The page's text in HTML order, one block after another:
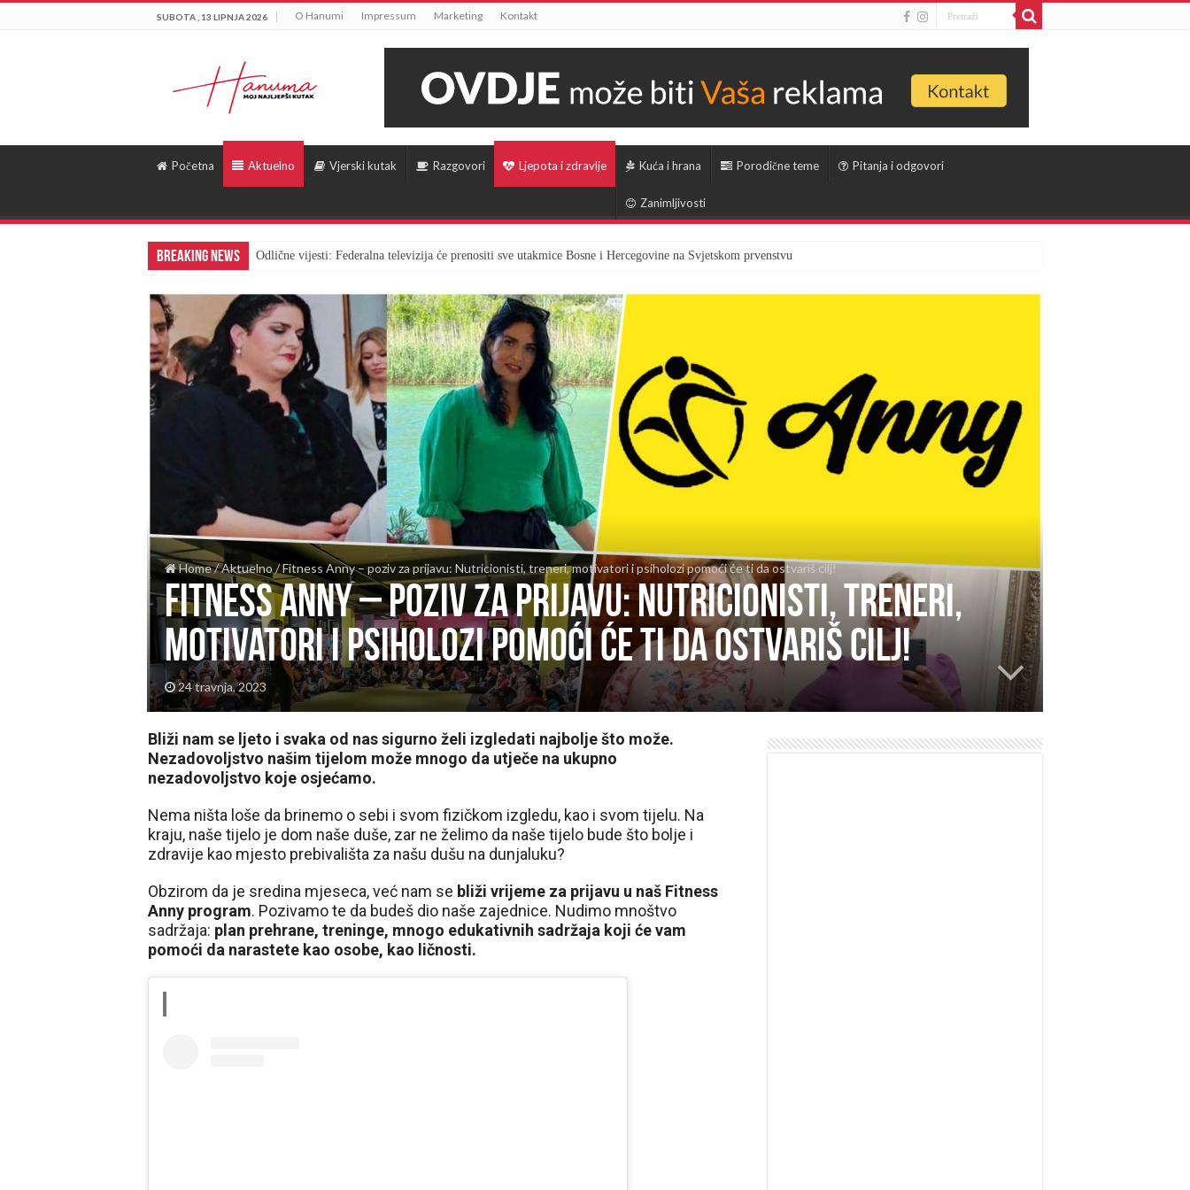
SUBOTA , 13 LIPNJA 2026 O Hanumi Impressum Marketing Kontakt
Početna Aktuelno Vjerski kutak Razgovori Ljepota i zdravlje Kuća i hrana Porodične teme Pitanja i odgovori
Zanimljivosti
Breaking News Odlične vijesti: Federalna televizija će prenositi sve utakmice Bosne i Hercegovine na Svjetskom prvenstvu
Home/Aktuelno /Fitness Anny – poziv za prijavu: Nutricionisti, treneri, motivatori i psiholozi pomoći će ti da ostvariš cilj!
Fitness Anny – poziv za prijavu: Nutricionisti, treneri,
motivatori i psiholozi pomoći će ti da ostvariš cilj!
24 travnja, 2023
Bliži nam se ljeto i svaka od nas sigurno želi izgledati najbolje što može.
Nezadovoljstvo našim tijelom može mnogo da utječe na ukupno
nezadovoljstvo koje osjećamo.
Nema ništa loše da brinemo o sebi i svom fizičkom izgledu, kao i svom tijelu. Na
kraju, naše tijelo je dom naše duše, zar ne želimo da naše tijelo bude što bolje i
zdravije kao mjesto prebivališta za našu dušu na dunjaluku?
Obzirom da je sredina mjeseca, već nam se bliži vrijeme za prijavu u naš Fitness
Anny program. Pozivamo te da budeš dio naše zajednice. Nudimo mnoštvo
sadržaja: plan prehrane, treninge, mnogo edukativnih sadržaja koji će vam
pomoći da narastete kao osobe, kao ličnosti.